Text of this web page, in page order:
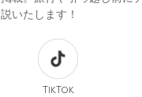
説いたします！
TikTok